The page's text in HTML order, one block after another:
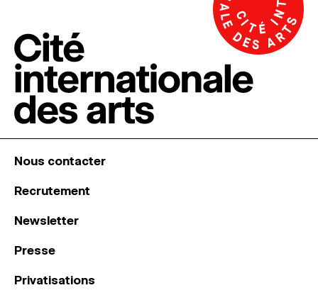
Nous contacter
Recrutement
Newsletter
Presse
Privatisations